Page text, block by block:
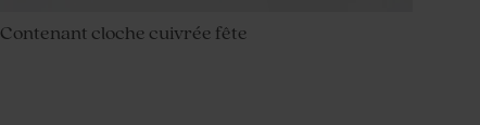
Contenant cloche cuivrée fête